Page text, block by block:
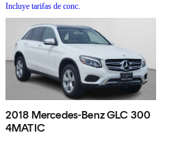
Incluye tarifas de conc.
2018 Mercedes-Benz GLC 300
4MATIC